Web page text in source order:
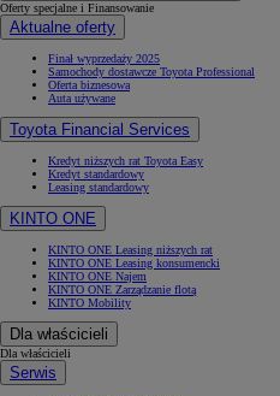
Oferty specjalne i Finansowanie
Aktualne oferty
Finał wyprzedaży 2025
Samochody dostawcze Toyota Professional
Oferta biznesowa
Auta używane
Toyota Financial Services
Kredyt niższych rat Toyota Easy
Kredyt standardowy
Leasing standardowy
KINTO ONE
KINTO ONE Leasing niższych rat
KINTO ONE Leasing konsumencki
KINTO ONE Najem
KINTO ONE Zarządzanie flotą
KINTO Mobility
Dla właścicieli
Dla właścicieli
Serwis